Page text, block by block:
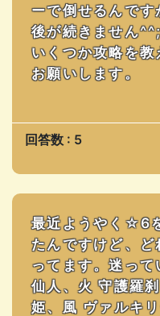
ーで倒せるんです
後が続きません^^;
いくつか攻略を教
お願いします。
回答数 : 5
最近ようやく☆6
たんですけど、
ってます。迷っ
仙人、火 守護羅
姫、風 ヴァルキリ